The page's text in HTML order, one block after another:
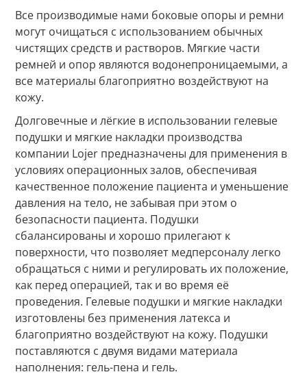
Все производимые нами боковые опоры и ремни
могут очищаться с использованием обычных
чистящих средств и растворов. Мягкие части
ремней и опор являются водонепроницаемыми, а
все материалы благоприятно воздействуют на
кожу.
Долговечные и лёгкие в использовании гелевые
подушки и мягкие накладки производства
компании Lojer предназначены для применения в
условиях операционных залов, обеспечивая
качественное положение пациента и уменьшение
давления на тело, не забывая при этом о
безопасности пациента. Подушки
сбалансированы и хорошо прилегают к
поверхности, что позволяет медперсоналу легко
обращаться с ними и регулировать их положение,
как перед операцией, так и во время её
проведения. Гелевые подушки и мягкие накладки
изготовлены без применения латекса и
благоприятно воздействуют на кожу. Подушки
поставляются с двумя видами материала
наполнения: гель-пена и гель.